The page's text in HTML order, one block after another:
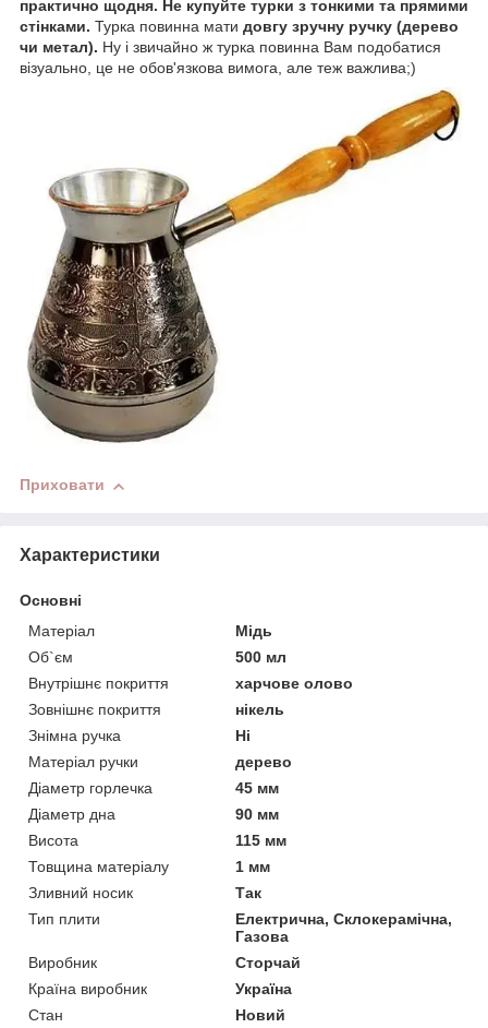
практично щодня. Не купуйте турки з тонкими та прямими
стінками. Турка повинна мати довгу зручну ручку (дерево
чи метал). Ну і звичайно ж турка повинна Вам подобатися
візуально, це не обов'язкова вимога, але теж важлива;)
Приховати
Характеристики
Основні
Матеріал
Мідь
Об`єм
500 мл
Внутрішнє покриття
харчове олово
Зовнішнє покриття
нікель
Знімна ручка
Ні
Матеріал ручки
дерево
Діаметр горлечка
45 мм
Діаметр дна
90 мм
Висота
115 мм
Товщина матеріалу
1 мм
Зливний носик
Так
Тип плити
Електрична, Склокерамічна,
Газова
Виробник
Сторчай
Країна виробник
Україна
Стан
Новий